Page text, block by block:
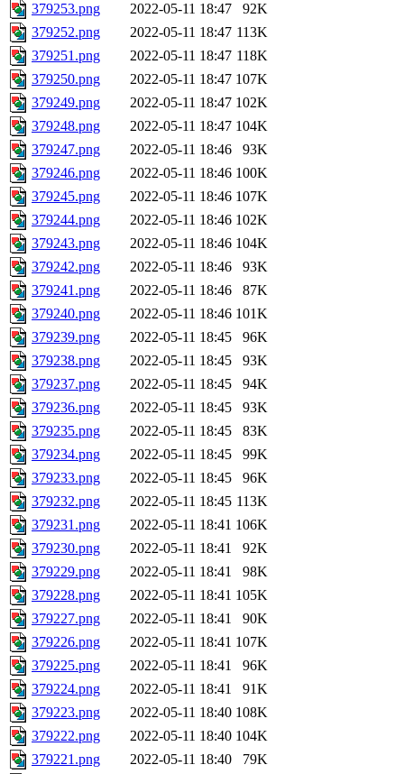
379253.png
2022-05-11 18:47
92K
379252.png
2022-05-11 18:47 113K
379251.png
2022-05-11 18:47 118K
379250.png
2022-05-11 18:47 107K
379249.png
2022-05-11 18:47 102K
379248.png
2022-05-11 18:47 104K
379247.png
2022-05-11 18:46
93K
379246.png
2022-05-11 18:46 100K
379245.png
2022-05-11 18:46 107K
379244.png
2022-05-11 18:46 102K
379243.png
2022-05-11 18:46 104K
379242.png
2022-05-11 18:46
93K
379241.png
2022-05-11 18:46
87K
379240.png
2022-05-11 18:46 101K
379239.png
2022-05-11 18:45
96K
379238.png
2022-05-11 18:45
93K
379237.png
2022-05-11 18:45
94K
379236.png
2022-05-11 18:45
93K
379235.png
2022-05-11 18:45
83K
379234.png
2022-05-11 18:45
99K
379233.png
2022-05-11 18:45
96K
379232.png
2022-05-11 18:45 113K
379231.png
2022-05-11 18:41 106K
379230.png
2022-05-11 18:41
92K
379229.png
2022-05-11 18:41
98K
379228.png
2022-05-11 18:41 105K
379227.png
2022-05-11 18:41
90K
379226.png
2022-05-11 18:41 107K
379225.png
2022-05-11 18:41
96K
379224.png
2022-05-11 18:41
91K
379223.png
2022-05-11 18:40 108K
379222.png
2022-05-11 18:40 104K
379221.png
2022-05-11 18:40 79K